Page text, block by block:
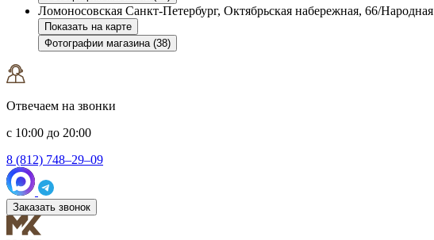
Ломоносовская Санкт-Петербург, Октябрьская набережная, 66/
Показать на карте
Фотографии магазина (38)
Отвечаем на звонки
с 10:00 до 20:00
8 (812) 748–29–09
Заказать звонок